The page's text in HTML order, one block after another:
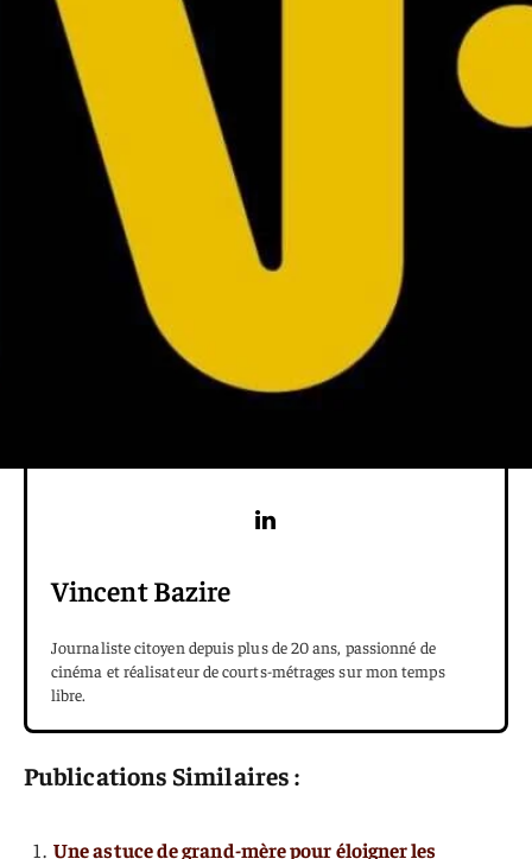
Vincent Bazire
Journaliste citoyen depuis plus de 20 ans, passionné de
cinéma et réalisateur de courts-métrages sur mon temps
libre.
Publications Similaires :
Une astuce de grand-mère pour éloigner les